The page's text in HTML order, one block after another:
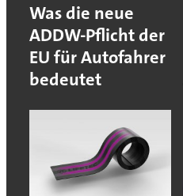
Was die neue
ADDW-Pflicht der
EU für Autofahrer
bedeutet